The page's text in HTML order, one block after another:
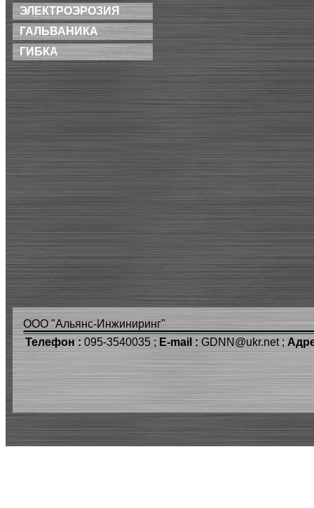
ЭЛЕКТРОЭРОЗИЯ
ГАЛЬВАНИКА
ГИБКА
ООО "Альянс-Инжиниринг"
Телефон : 095-3540035 ; E-mail : GDNN@ukr.net ;